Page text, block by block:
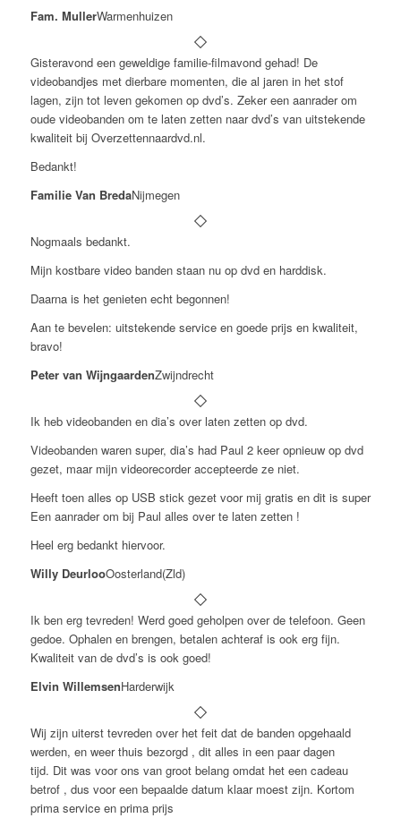
Fam. MullerWarmenhuizen
Gisteravond een geweldige familie-filmavond gehad! De
videobandjes met dierbare momenten, die al jaren in het stof
lagen, zijn tot leven gekomen op dvd’s. Zeker een aanrader om
oude videobanden om te laten zetten naar dvd’s van uitstekende
kwaliteit bij Overzettennaardvd.nl.
Bedankt!
Familie Van BredaNijmegen
Nogmaals bedankt.
Mijn kostbare video banden staan nu op dvd en harddisk.
Daarna is het genieten echt begonnen!
Aan te bevelen: uitstekende service en goede prijs en kwaliteit,
bravo!
Peter van WijngaardenZwijndrecht
Ik heb videobanden en dia’s over laten zetten op dvd.
Videobanden waren super, dia’s had Paul 2 keer opnieuw op dvd
gezet, maar mijn videorecorder accepteerde ze niet.
Heeft toen alles op USB stick gezet voor mij gratis en dit is super
Een aanrader om bij Paul alles over te laten zetten !
Heel erg bedankt hiervoor.
Willy DeurlooOosterland(Zld)
Ik ben erg tevreden! Werd goed geholpen over de telefoon. Geen
gedoe. Ophalen en brengen, betalen achteraf is ook erg fijn.
Kwaliteit van de dvd’s is ook goed!
Elvin WillemsenHarderwijk
Wij zijn uiterst tevreden over het feit dat de banden opgehaald
werden, en weer thuis bezorgd , dit alles in een paar dagen
tijd. Dit was voor ons van groot belang omdat het een cadeau
betrof , dus voor een bepaalde datum klaar moest zijn. Kortom
prima service en prima prijs